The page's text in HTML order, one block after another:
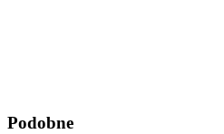
Podobne